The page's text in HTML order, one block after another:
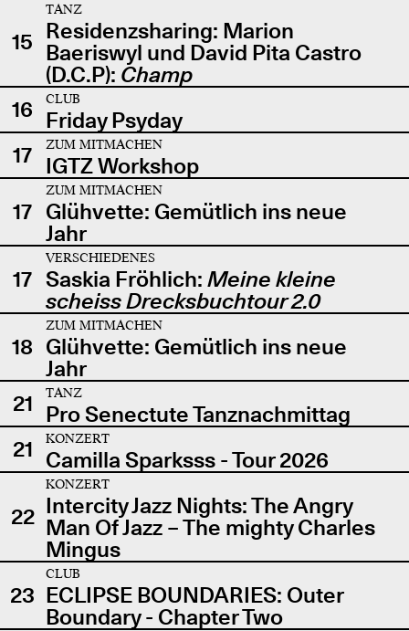
15
TANZ
Residenzsharing: Marion
Baeriswyl und David Pita Castro
(D.C.P): Champ
16
CLUB
Friday Psyday
17
ZUM MITMACHEN
IGTZ Workshop
17
ZUM MITMACHEN
Glühvette: Gemütlich ins neue
Jahr
17
VERSCHIEDENES
Saskia Fröhlich: Meine kleine
scheiss Drecksbuchtour 2.0
18
ZUM MITMACHEN
Glühvette: Gemütlich ins neue
Jahr
21
TANZ
Pro Senectute Tanznachmittag
21
KONZERT
Camilla Sparksss - Tour 2026
22
KONZERT
Intercity Jazz Nights: The Angry
Man Of Jazz – The mighty Charles
Mingus
23
CLUB
ECLIPSE BOUNDARIES: Outer
Boundary - Chapter Two